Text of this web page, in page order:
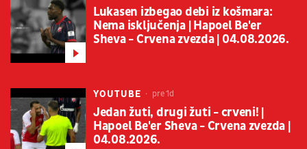
Lukasen izbegao debi iz košmara:
Nema isključenja | Hapoel Be'er
Sheva - Crvena zvezda | 04.08.2026.
YOUTUBE pre 1d
Jedan žuti, drugi žuti - crveni! |
Hapoel Be'er Sheva - Crvena zvezda |
04.08.2026.